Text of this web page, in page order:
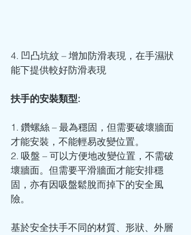
4. 凹凸坑紋 – 增加防滑表現，在手濕狀
能下提供較好防滑表現
扶手的安裝類型:
1. 鑽螺絲 – 最為穩固，但需要破壞牆面
才能安裝，不能輕易改變位置。
2. 吸盤 – 可以方便地改變位置，不需破
壞牆面。但需要平滑牆面才能安排穩
固，亦有因吸盤鬆脫而掉下的安全風
險。
基於安全扶手不同的材質、形狀、外層